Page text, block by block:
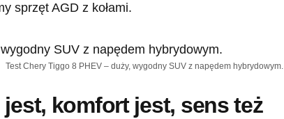
sprzęt AGD z kołami.
Test Chery Tiggo 8 PHEV – duży, wygodny SUV z napędem hybrydowym.
komfort jest, sens też